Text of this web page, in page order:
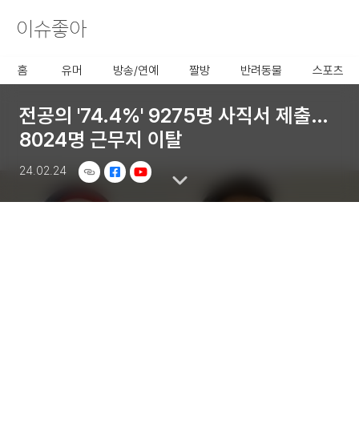
사용할 공유 링크를 선택 해 주
이슈좋아
홈 유머 방송/연예 짤방 반려동물 스포츠
전공의 '74.4%' 9275명 사직서 제출…
8024명 근무지 이탈
24.02.24